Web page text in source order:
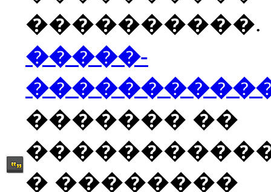
����������.
�����-
������� ��
� ��������